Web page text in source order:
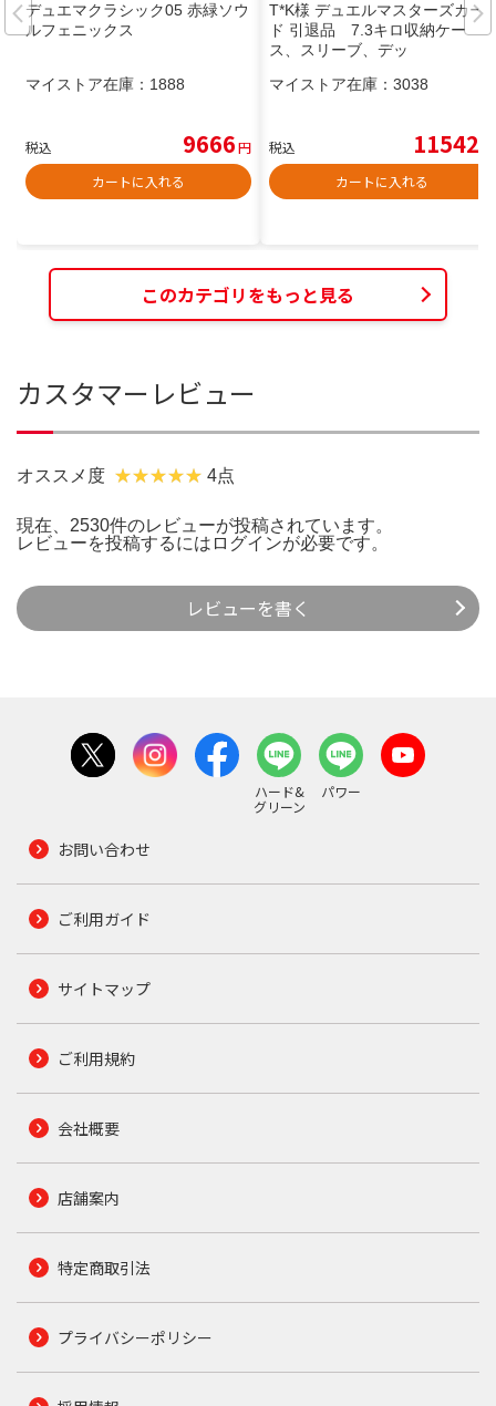
デュエマクラシック05 赤緑ソウ
ルフェニックス
マイストア在庫： 1888
税込 9666円
カートに入れる
T*K様 デュエルマスターズカー
ド 引退品 7.3キロ収納ケー
ス、スリーブ、デッ
マイストア在庫： 3038
税込 11542
カートに入れる
このカテゴリをもっと見る
カスタマーレビュー
オススメ度 4点
現在、2530件のレビューが投稿されています。
レビューを投稿するには ログインが必要です。
レビューを書く
ハード&
グリーン
パワー
お問い合わせ
ご利用ガイド
サイトマップ
ご利用規約
会社概要
店舗案内
特定商取引法
プライバシーポリシー